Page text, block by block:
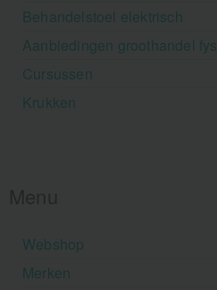
Behandelstoel elektrisch
Aanbiedingen groothandel
Cursussen
Krukken
Webshop
Merken